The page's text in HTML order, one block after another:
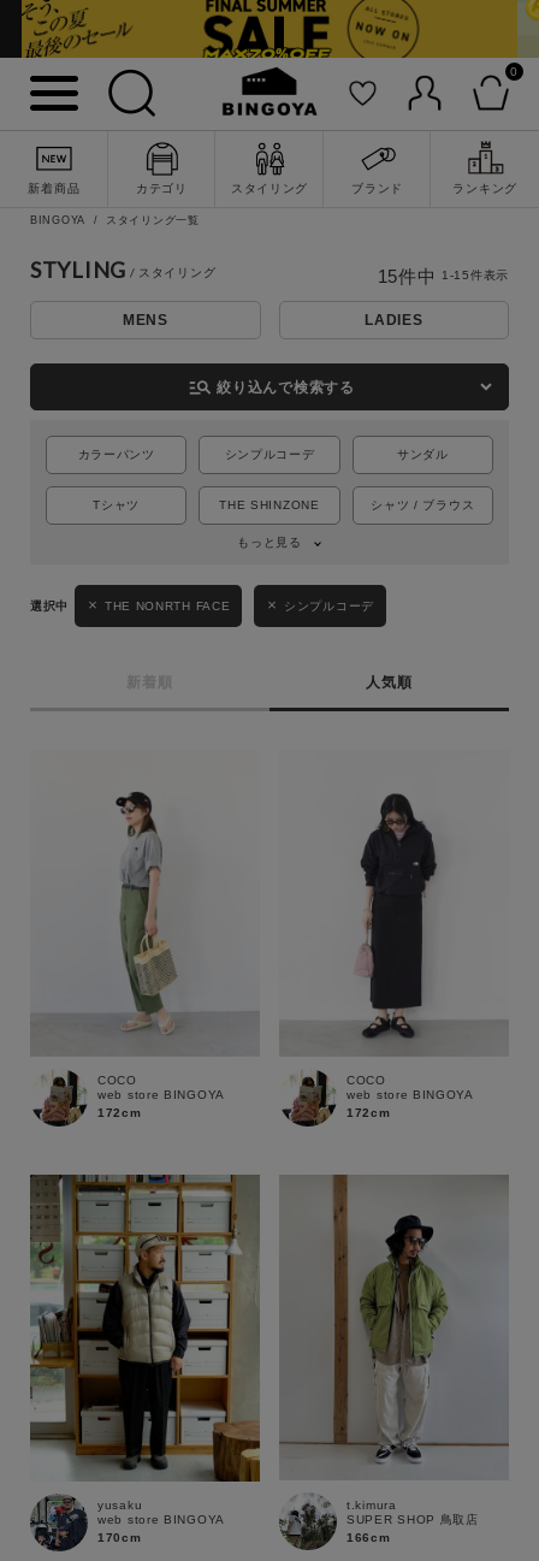
0
新着商品 カテゴリ スタイリング ブランド ランキング
キーワード
性別
MENS KIDS
カテゴリ
BINGOYA スタイリング一覧
STYLING
MENS LADIES
manage_search 絞り込んで検索する
カラーパンツ シンプルコーデ サンダル
Tシャツ THE SHINZONE シャツ / ブラウス
もっと見る
THE NONRTH FACE シンプルコーデ
新着順 人気順
15件中 1-15件表示
COCO
web store BINGOYA
172cm
COCO
web store BINGOYA
172cm
yusaku
web store BINGOYA
170cm
t.kimura
SUPER SHOP 鳥取店
166cm